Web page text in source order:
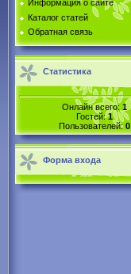
Информация о сайте
Каталог статей
Обратная связь
Статистика
Онлайн всего: 1
Гостей:1
Пользователей:0
Форма входа